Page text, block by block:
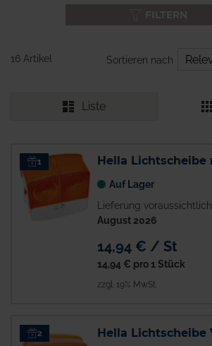
16 Artikel Sortieren nach
Liste
1 Hella Lichtscheibe
Auf Lager
Lieferung voraussichtlich
August 2026
14,94 € / St
14,94 € pro 1 Stück
zzgl. 19% MwSt.
2 Hella Lichtscheibe